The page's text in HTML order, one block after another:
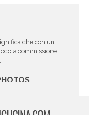
che con un
commissione